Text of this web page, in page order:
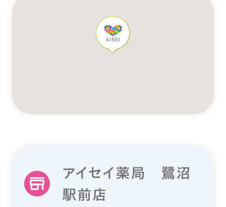
アイセイ薬局 鷺沼
駅前店